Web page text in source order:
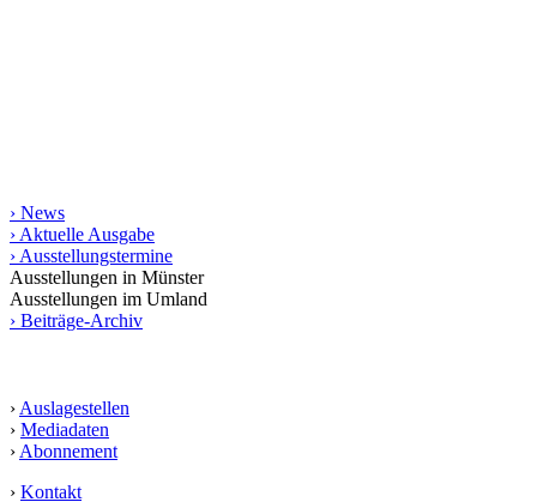
› News
› Aktuelle Ausgabe
› Ausstellungstermine
Ausstellungen in Münster
Ausstellungen im Umland
› Beiträge-Archiv
› Auslagestellen
› Mediadaten
› Abonnement
› Kontakt